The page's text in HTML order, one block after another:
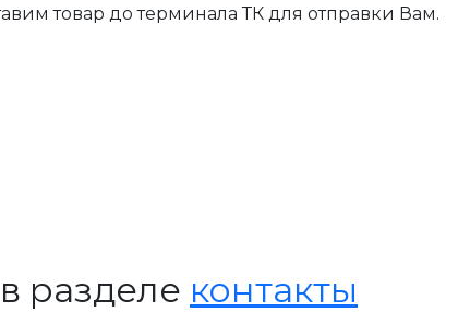
товар до терминала ТК для отправки Вам.
разделе контакты